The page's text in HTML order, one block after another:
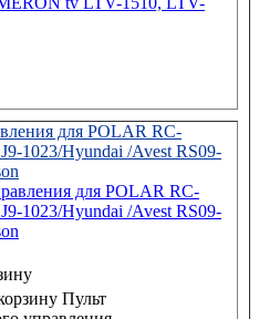
для POLAR RC-
1023/Hyundai /Avest RS09-